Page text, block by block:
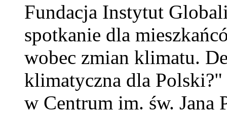
Fundacja Instytut
spotkanie dla
wobec zmian klimatu.
klimatyczna dla
w Centrum im. św. Jana